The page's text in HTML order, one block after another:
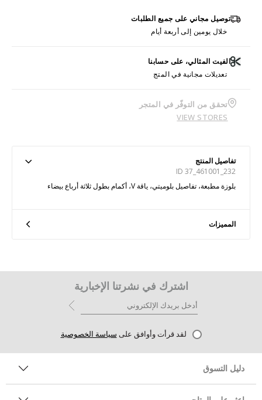
توصيل مجاني على جميع الطلبات
خلال يومين إلى أربعة أيام
الفيت المثالي، على حسابنا
تعديلات مجانية في المتج
تحقق من التوفّر في المتجر
VIEW STORES
تفاصيل المنتج
ID 37_461001_232
بلوزة مطبعة، تفاصيل بلوميتي، ياقة V، أكمام بطول ثلاثة أرباع بيضاء
المميزات
اشترك في نشرتنا الإخبارية
لقد قرأت وأوافق على سياسة الخصوصية
دليل التسوق